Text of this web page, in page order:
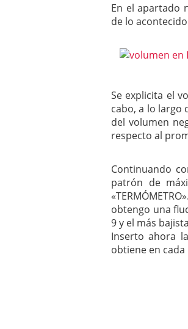
En el apartado
de lo
Se explicita el
cabo, a lo largo
del volumen
respecto al
Continuando
patrón de
obtengo una
9 y el más
Inserto ahora
obtiene en